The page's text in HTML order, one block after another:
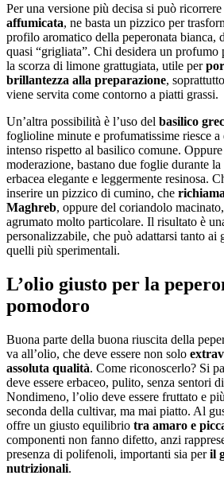
Per una versione più decisa si può ricorrere
affumicata, ne basta un pizzico per
profilo aromatico della peperonata bianca,
quasi “grigliata”. Chi desidera un
la scorza di limone grattugiata, utile per
brillantezza alla preparazione,
viene servita come contorno a piatti grassi.
Un’altra possibilità è l’uso del basilico
foglioline minute e profumatissime riesce a
intenso rispetto al basilico comune. Oppure
moderazione, bastano due foglie durante
erbacea elegante e leggermente resinosa.
inserire un pizzico di cumino, che
Maghreb, oppure del coriandolo
agrumato molto particolare. Il risultato è
personalizzabile, che può adattarsi tanto ai
quelli più sperimentali.
L’olio giusto per la
pomodoro
Buona parte della buona riuscita della
va all’olio, che deve essere non solo
assoluta qualità. Come riconoscerlo? Si
deve essere erbaceo, pulito, senza sentori
Nondimeno, l’olio deve essere fruttato e
seconda della cultivar, ma mai piatto. Al
offre un giusto equilibrio tra amaro e
componenti non fanno difetto, anzi
presenza di polifenoli, importanti sia peril
nutrizionali.